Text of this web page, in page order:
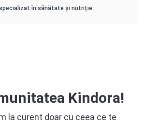
în sănătate și nutriție
Kindora!
la curent doar cu ceea ce te